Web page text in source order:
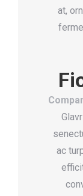
at,
ac